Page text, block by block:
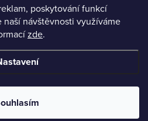
poskytování funkcí
návštěvnosti využíváme
zde.
- Next Generation EU.
cookies